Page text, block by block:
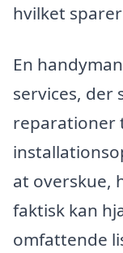
hvilket
En
services, der
reparationer
at overskue,
faktisk kan
omfattende